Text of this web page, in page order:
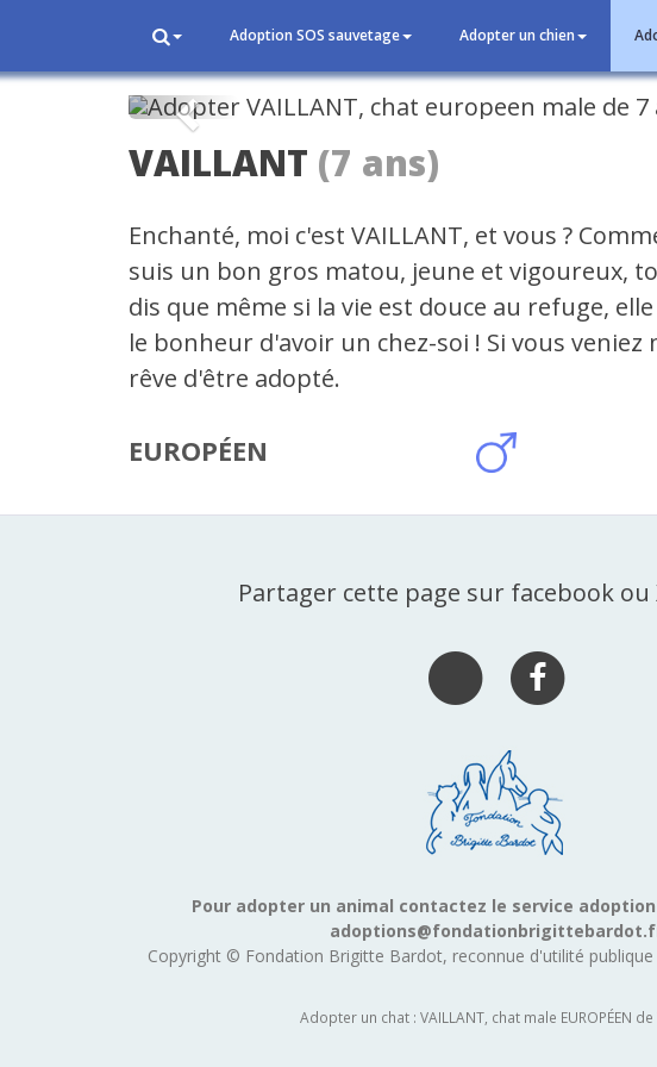
Adoption SOS sauvetage Adopter un chien
Précédent
VAILLANT (7 ans)
Enchanté, moi c'est VAILLANT, et vous ?
suis un bon gros matou, jeune et vigoureux,
dis que même si la vie est douce au refuge,
le bonheur d'avoir un chez-soi ! Si vous veniez
rêve d'être adopté.
EUROPÉEN
Partager cette page sur facebook
Pour adopter un animal contactez le service adoption
Copyright © Fondation Brigitte Bardot, reconnue d'utilité
Adopter un chat : VAILLANT, chat male EUROPÉEN